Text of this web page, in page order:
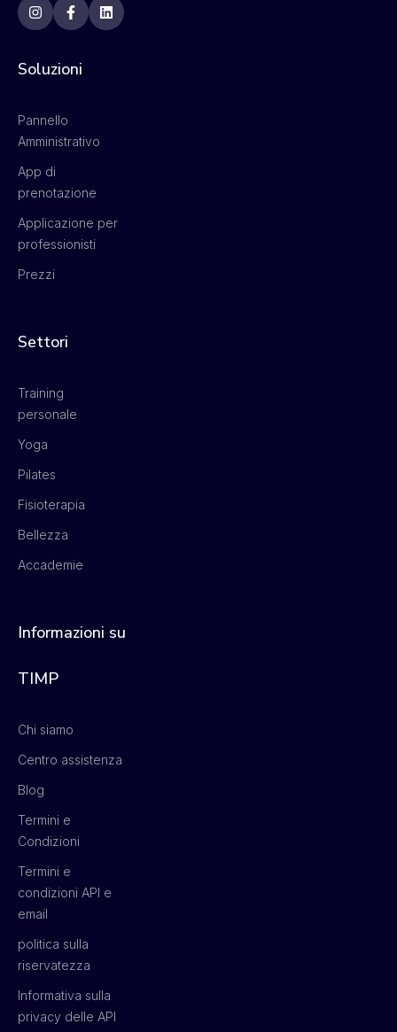
Soluzioni
Pannello
Amministrativo
App di
prenotazione
Applicazione per
professionisti
Prezzi
Settori
Training
personale
Yoga
Pilates
Fisioterapia
Bellezza
Accademie
Informazioni su
TIMP
Chi siamo
Centro assistenza
Blog
Termini e
Condizioni
Termini e
condizioni API e
email
politica sulla
riservatezza
Informativa sulla
privacy delle API